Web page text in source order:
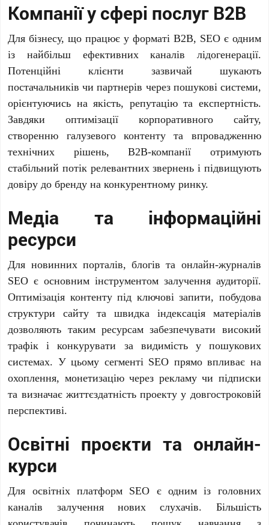
Компанії у сфері послуг B2B
Для бізнесу, що працює у форматі B2B, SEO є одним
із найбільш ефективних каналів лідогенерації.
Потенційні клієнти зазвичай шукають
постачальників чи партнерів через пошукові системи,
орієнтуючись на якість, репутацію та експертність.
Завдяки оптимізації корпоративного сайту,
створенню галузевого контенту та впровадженню
технічних рішень, B2B-компанії отримують
стабільний потік релевантних звернень і підвищують
довіру до бренду на конкурентному ринку.
Медіа та інформаційні
ресурси
Для новинних порталів, блогів та онлайн-журналів
SEO є основним інструментом залучення аудиторії.
Оптимізація контенту під ключові запити, побудова
структури сайту та швидка індексація матеріалів
дозволяють таким ресурсам забезпечувати високий
трафік і конкурувати за видимість у пошукових
системах. У цьому сегменті SEO прямо впливає на
охоплення, монетизацію через рекламу чи підписки
та визначає життєздатність проекту у довгостроковій
перспективі.
Освітні проєкти та онлайн-
курси
Для освітніх платформ SEO є одним із головних
каналів залучення нових слухачів. Більшість